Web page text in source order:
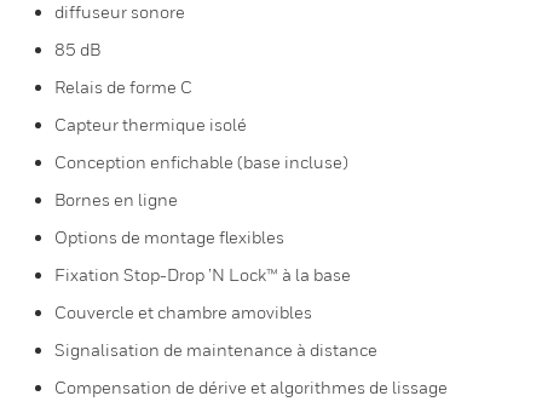
diffuseur sonore
85 dB
Relais de forme C
Capteur thermique isolé
Conception enfichable (base incluse)
Bornes en ligne
Options de montage flexibles
Fixation Stop-Drop ’N Lock™ à la base
Couvercle et chambre amovibles
Signalisation de maintenance à distance
Compensation de dérive et algorithmes de lissage